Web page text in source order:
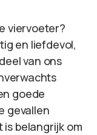
viervoeter?
en liefdevol,
van ons
goede
gevallen
belangrijk om